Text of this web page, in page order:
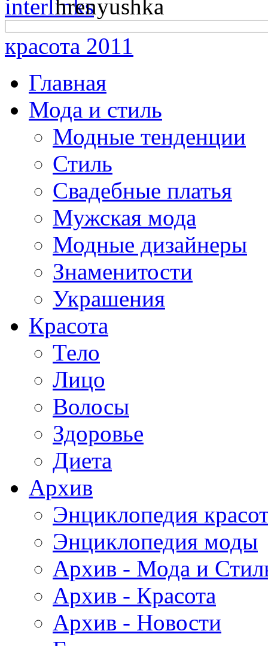
красота 2011
Главная
Мода и стиль
Модные тенденции
Стиль
Свадебные платья
Мужская мода
Модные дизайнеры
Знаменитости
Украшения
Красота
Тело
Лицо
Волосы
Здоровье
Диета
Архив
Энциклопедия
Энциклопедия моды
Архив - Мода и
Архив - Красота
Архив - Новости